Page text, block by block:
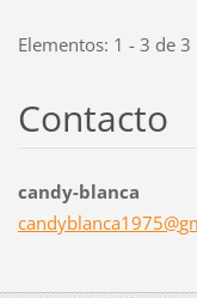
Elementos: 1 - 3 de 3
Contacto
candy-blanca
candyblanca1975@